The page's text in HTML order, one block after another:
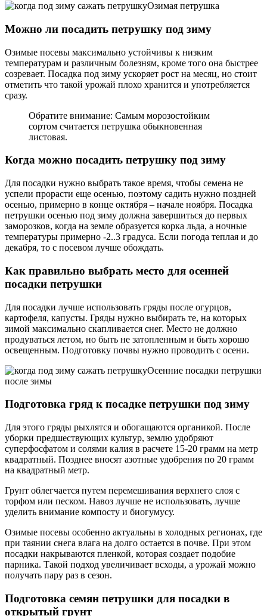
Озимая петрушка
Можно ли посадить петрушку под зиму
Озимые посевы максимально устойчивы к низким
температурам и различным болезням, кроме того она быстрее
созревает. Посадка под зиму ускоряет рост на месяц, но стоит
отметить что такой урожай плохо хранится и употребляется
сразу.
Обратите внимание: Самым морозостойким
сортом считается петрушка обыкновенная
листовая.
Когда можно посадить петрушку под зиму
Для посадки нужно выбрать такое время, чтобы семена не
успели прорасти еще осенью, поэтому садить нужно поздней
осенью, примерно в конце октября – начале ноября. Посадка
петрушки осенью под зиму должна завершиться до первых
заморозков, когда на земле образуется корка льда, а ночные
температуры примерно -2..3 градуса. Если погода теплая и до
декабря, то с посевом лучше обождать.
Как правильно выбрать место для осенней
посадки петрушки
Для посадки лучше использовать гряды после огурцов,
картофеля, капусты. Гряды нужно выбирать те, на которых
зимой максимально скапливается снег. Место не должно
продуваться летом, но быть не затопленным и быть хорошо
освещенным. Подготовку почвы нужно проводить с осени.
Осенние посадки петрушки
после зимы
Подготовка гряд к посадке петрушки под зиму
Для этого гряды рыхлятся и обогащаются органикой. После
уборки предшествующих культур, землю удобряют
суперфосфатом и солями калия в расчете 15-20 грамм на метр
квадратный. Позднее вносят азотные удобрения по 20 грамм
на квадратный метр.
Грунт облегчается путем перемешивания верхнего слоя с
торфом или песком. Навоз лучше не использовать, лучше
уделить внимание компосту и биогумусу.
Озимые посевы особенно актуальны в холодных регионах, где
при таянии снега влага на долго остается в почве. При этом
посадки накрываются пленкой, которая создает подобие
парника. Такой подход увеличивает всходы, а урожай можно
получать пару раз в сезон.
Подготовка семян петрушки для посадки в
открытый грунт